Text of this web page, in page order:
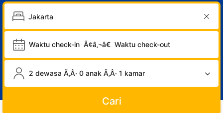
Waktu check-in Ã¢â‚¬â€ Waktu check-out
2 dewasa Ã‚Â· 0 anak Ã‚Â· 1 kamar
Cari